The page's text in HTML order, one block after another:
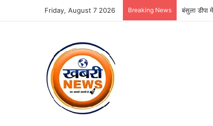
Friday, August 7 2026 Breaking News बंसुला डीपा